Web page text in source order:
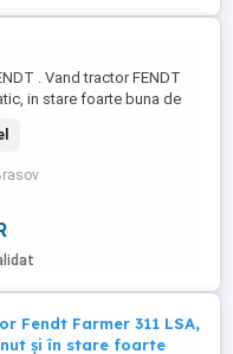
. Vand tractor FENDT
in stare foarte buna de
Fendt Farmer 311 LSA,
și în stare foarte